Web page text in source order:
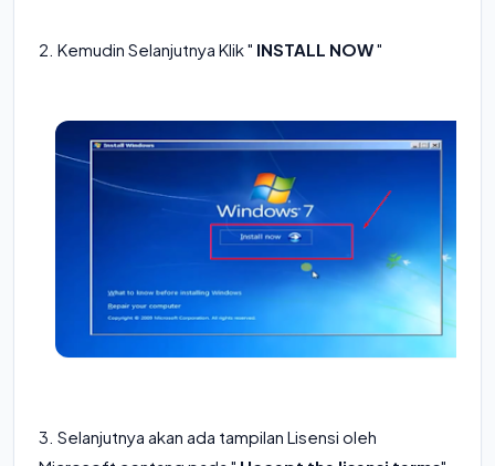
2. Kemudin Selanjutnya Klik " INSTALL NOW"
3. Selanjutnya akan ada tampilan Lisensi oleh